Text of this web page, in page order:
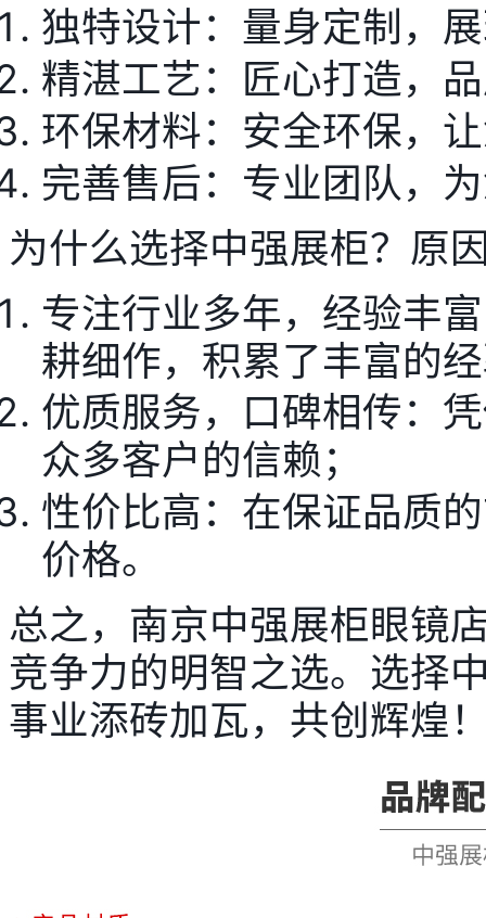
独特设计：量身定制，
精湛工艺：匠心打造，
环保材料：安全环保，
完善售后：专业团队，
为什么选择中强展柜？原
专注行业多年，经验丰
耕细作，积累了丰富的
优质服务，口碑相传：
众多客户的信赖；
性价比高：在保证品质
价格。
总之，南京中强展柜眼镜
竞争力的明智之选。选择
事业添砖加瓦，共创辉煌